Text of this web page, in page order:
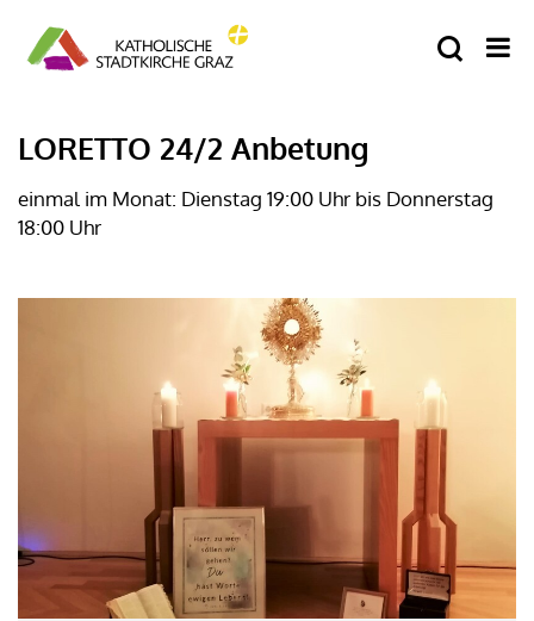
LORETTO 24/2 Anbetung
einmal im Monat: Dienstag 19:00 Uhr bis Donnerstag
18:00 Uhr